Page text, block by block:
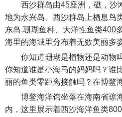
西沙群岛由45座洲，礁，沙
地为永兴岛。西沙群岛上栖息鸟
东岛.珊瑚鱼种、大洋性鱼类400
海里的海域里分布着无数美丽多
你知道珊瑚是植物还是动物吗
你知道谁是小海马的妈妈吗？谁
丽的鱼类零距离接触吗？在博鳌
博鳌海洋馆坐落在海南省琼
内，这里展示着西沙海洋鱼类